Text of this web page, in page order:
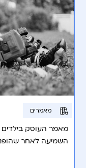
מאמרים
מאמר העוסק בילדים
השמיעה לאחר